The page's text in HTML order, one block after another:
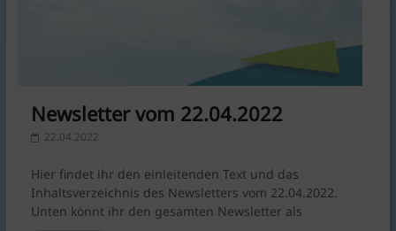
Newsletter vom 22.04.2022
22.04.2022
Hier findet ihr den einleitenden Text und das
Inhaltsverzeichnis des Newsletters vom 22.04.2022.
Unten könnt ihr den gesamten Newsletter als